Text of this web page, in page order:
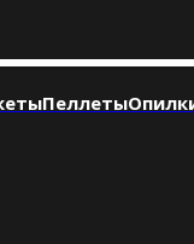
Пеллеты